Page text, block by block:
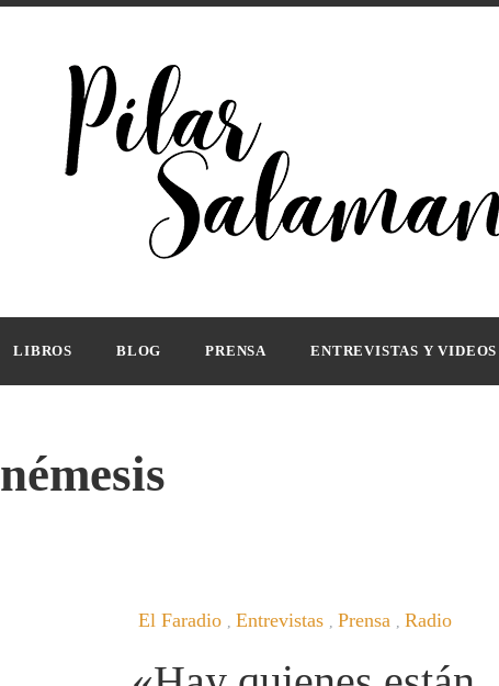
LIBROS BLOG PRENSA ENTREVISTAS Y VIDEOS
némesis
El Faradio Entrevistas Prensa Radio